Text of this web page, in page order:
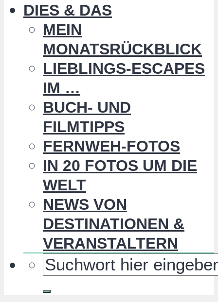
DIES & DAS
MEIN
MONATSRÜCKBLICK
LIEBLINGS-ESCAPES
IM …
BUCH- UND
FILMTIPPS
FERNWEH-FOTOS
IN 20 FOTOS UM DIE
WELT
NEWS VON
DESTINATIONEN &
VERANSTALTERN